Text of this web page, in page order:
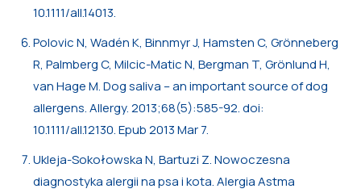
10.1111/all.14013.
Polovic N, Wadén K, Binnmyr J, Hamsten C, Grönneberg
R, Palmberg C, Milcic-Matic N, Bergman T, Grönlund H,
van Hage M. Dog saliva – an important source of dog
allergens. Allergy. 2013;68(5):585-92. doi:
10.1111/all.12130. Epub 2013 Mar 7.
Ukleja-Sokołowska N, Bartuzi Z. Nowoczesna
diagnostyka alergii na psa i kota. Alergia Astma